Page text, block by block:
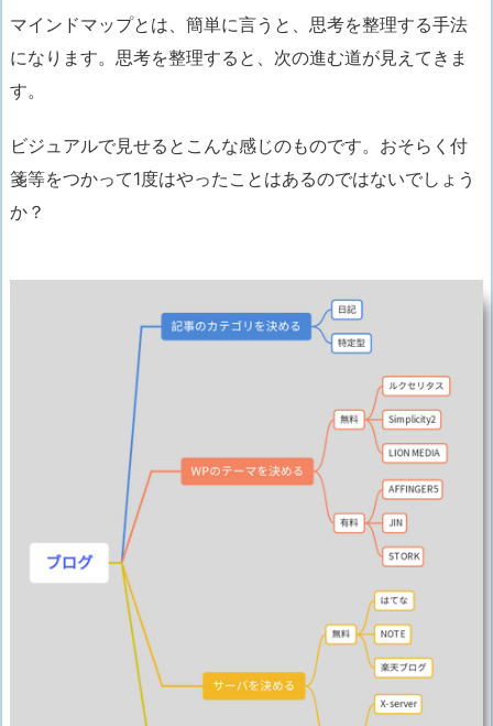
マインドマップとは、簡単に言うと、 思考を整理する手法
になります。 思考を整理すると、次の進む道が見えてきま
す。
ビジュアルで見せるとこんな感じのものです。おそらく付
箋等をつかって1度はやったことはあるのではないでしょう
か？